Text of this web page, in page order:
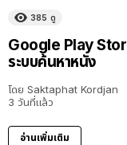
385 ดู
Google Play
ระบบค้นหาหนัง
โดย Saktaphat Kordjan
3 วันที่แล้ว
อ่านเพิ่มเติม